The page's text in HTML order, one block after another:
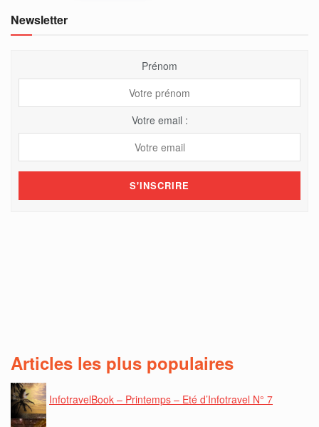
Newsletter
Prénom
Votre email :
Articles les plus populaires
InfotravelBook – Printemps – Eté d’Infotravel N° 7